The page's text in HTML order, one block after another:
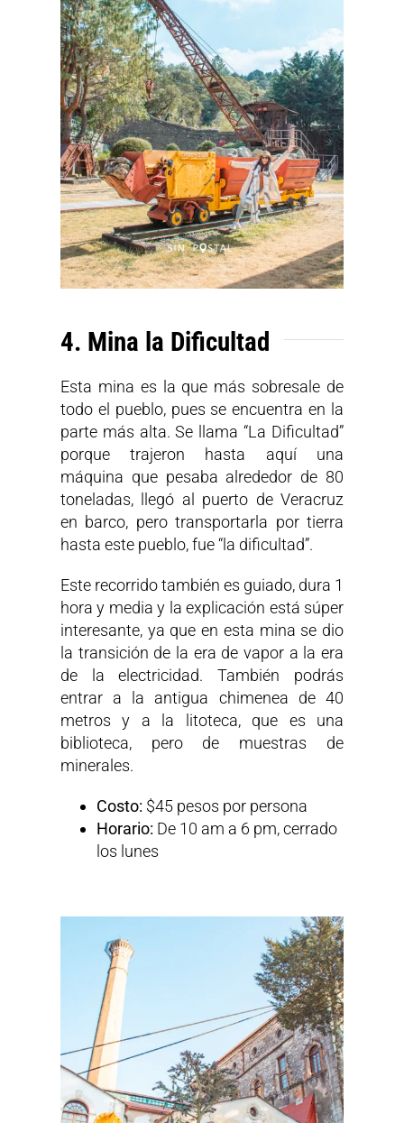
4. Mina la Dificultad
Esta mina es la que más sobresale de
todo el pueblo, pues se encuentra en la
parte más alta. Se llama “La Dificultad”
porque trajeron hasta aquí una
máquina que pesaba alrededor de 80
toneladas, llegó al puerto de Veracruz
en barco, pero transportarla por tierra
hasta este pueblo, fue “la dificultad”.
Este recorrido también es guiado, dura 1
hora y media y la explicación está súper
interesante, ya que en esta mina se dio
la transición de la era de vapor a la era
de la electricidad. También podrás
entrar a la antigua chimenea de 40
metros y a la litoteca, que es una
biblioteca, pero de muestras de
minerales.
Costo: $45 pesos por persona
Horario: De 10 am a 6 pm, cerrado
los lunes